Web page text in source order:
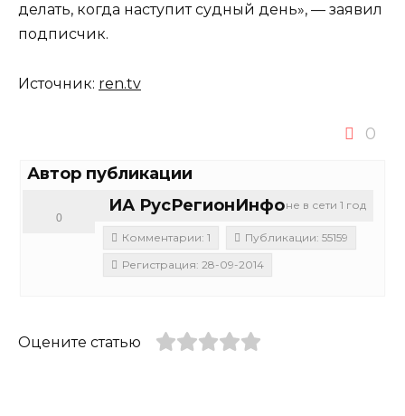
делать, когда наступит судный день», — заявил
подписчик.
Источник: ren.tv
0
Автор публикации
не в сети 1 год
ИА РусРегионИнфо
0
Комментарии: 1
Публикации: 55159
Регистрация: 28-09-2014
Оцените статью